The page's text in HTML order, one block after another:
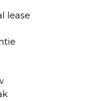
lease
trekhaak